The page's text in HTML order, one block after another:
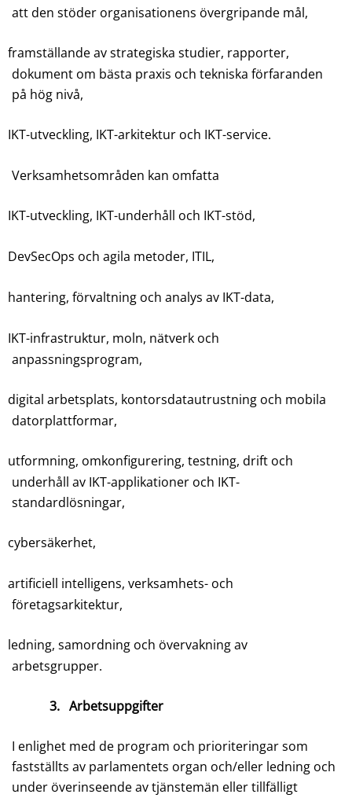
att den stöder organisationens övergripande mål,
framställande av strategiska studier, rapporter,
dokument om bästa praxis och tekniska förfaranden
på hög nivå,
IKT-utveckling, IKT-arkitektur och IKT-service.
Verksamhetsområden kan omfatta
IKT-utveckling, IKT-underhåll och IKT-stöd,
DevSecOps och agila metoder, ITIL,
hantering, förvaltning och analys av IKT-data,
IKT-infrastruktur, moln, nätverk och
anpassningsprogram,
digital arbetsplats, kontorsdatautrustning och mobila
datorplattformar,
utformning, omkonfigurering, testning, drift och
underhåll av IKT-applikationer och IKT-
standardlösningar,
cybersäkerhet,
artificiell intelligens, verksamhets- och
företagsarkitektur,
ledning, samordning och övervakning av
arbetsgrupper.
3. Arbetsuppgifter
I enlighet med de program och prioriteringar som
fastställts av parlamentets organ och/eller ledning och
under överinseende av tjänstemän eller tillfälligt